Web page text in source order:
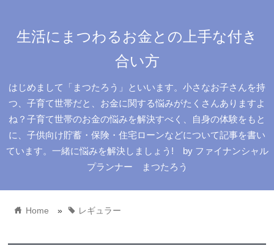
生活にまつわるお金との上手な付き
合い方
はじめまして「まつたろう」といいます。小さなお子さんを持
つ、子育て世帯だと、お金に関する悩みがたくさんありますよ
ね？子育て世帯のお金の悩みを解決すべく、自身の体験をもと
に、子供向け貯蓄・保険・住宅ローンなどについて記事を書い
ています。一緒に悩みを解決しましょう! by ファイナンシャル
プランナー まつたろう
home Home » tag レギュラー